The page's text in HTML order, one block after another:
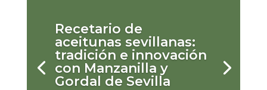
Recetario de
aceitunas sevillanas:
tradición e innovación
con Manzanilla y
Gordal de Sevilla